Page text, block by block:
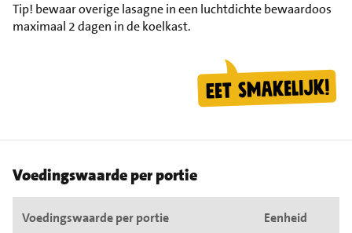
Tip! bewaar overige lasagne in een luchtdichte bewaardoos
maximaal 2 dagen in de koelkast.
Voedingswaarde per portie
Voedingswaarde per portie Eenheid